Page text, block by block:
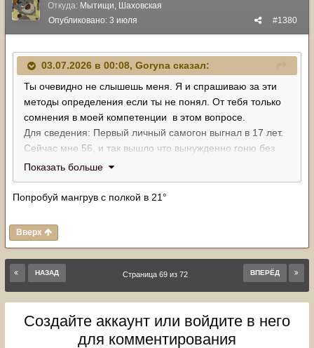
Откуда: Мытищи, Шаховская
#1380
Опубликовано: 3 июля
03.07.2026 в 00:08, Goryna сказал:
Ты очевидно не слышешь меня. Я и спрашиваю за эти
методы определения если ты не понял. От тебя только
сомнения в моей компетенции в этом вопросе.
Для сведения: Первый личный самогон выгнал в 17 лет.
Сейчас мне 56, и так вышло что вынужденно гоню без
остановки уже больше 12 лет. По началу был обычный
заводской дестилятор, сейчас ректификационная
колонна (5 лет), дрожжи брагман 200 (5 лет, беру с
постоянная, вода из горной реки пропущенна через
Родничёк - ничё не меняется годами, для меня
технология отработанная. А вот сахар меняется, и
последний год не в лучшую сторону.
Деревенский Коллега, пробовал добавлять дрожжей и
безрезультатно. Дрожжи просто не стартуют. На всякий
случай - 40 литров воды, 10 кг сахара и 115 грамм
Показать больше
Попробуй мангрув с полкой в 21°
Вверх
НАЗАД ВПЕРЁД
Страница 69 из 72
Создайте аккаунт или войдите в него
для комментирования